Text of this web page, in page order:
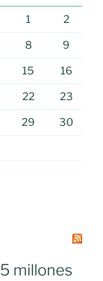
1 2
8 9
15 16
22 23
29 30
millones